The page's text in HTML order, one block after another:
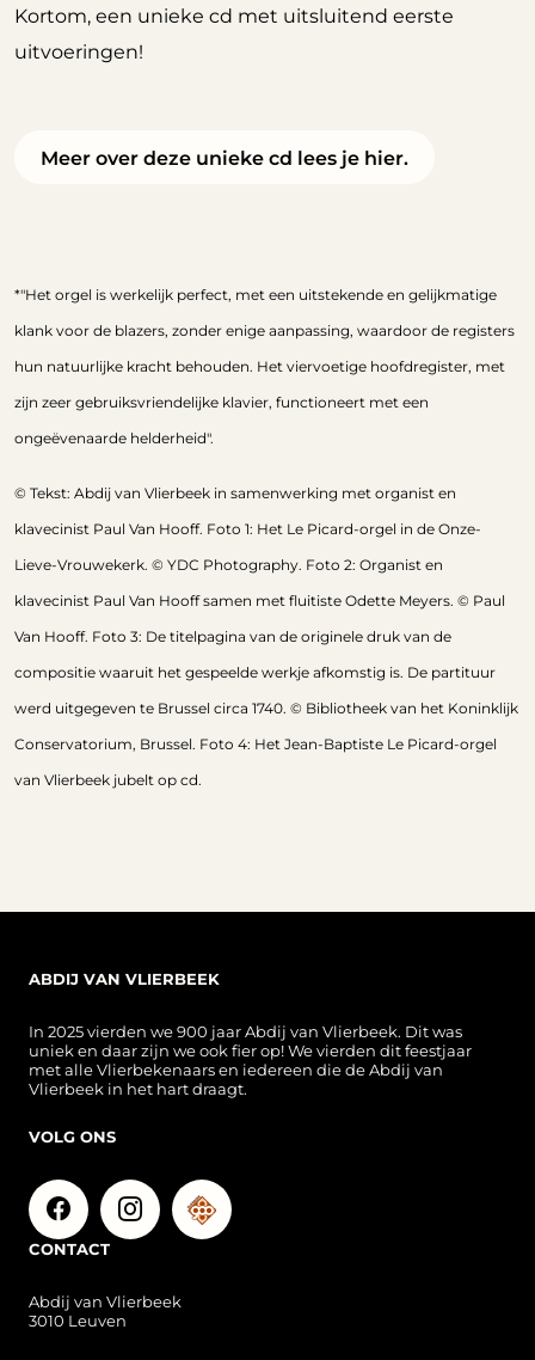
Kortom, een unieke cd met uitsluitend eerste
uitvoeringen!
Meer over deze unieke cd lees je hier.
*"Het orgel is werkelijk perfect, met een uitstekende en gelijkmatige
klank voor de blazers, zonder enige aanpassing, waardoor de registers
hun natuurlijke kracht behouden. Het viervoetige hoofdregister, met
zijn zeer gebruiksvriendelijke klavier, functioneert met een
ongeëvenaarde helderheid".
© Tekst: Abdij van Vlierbeek in samenwerking met organist en
klavecinist Paul Van Hooff. Foto 1: Het Le Picard-orgel in de Onze-
Lieve-Vrouwekerk. © YDC Photography. Foto 2: Organist en
klavecinist Paul Van Hooff samen met fluitiste Odette Meyers. © Paul
Van Hooff. Foto 3: De titelpagina van de originele druk van de
compositie waaruit het gespeelde werkje afkomstig is. De partituur
werd uitgegeven te Brussel circa 1740. © Bibliotheek van het Koninklijk
Conservatorium, Brussel. Foto 4: Het Jean-Baptiste Le Picard-orgel
van Vlierbeek jubelt op cd.
ABDIJ VAN VLIERBEEK
In 2025 vierden we 900 jaar Abdij van Vlierbeek. Dit was
uniek en daar zijn we ook fier op! We vierden dit feestjaar
met alle Vlierbekenaars en iedereen die de Abdij van
Vlierbeek in het hart draagt.
VOLG ONS
CONTACT
Abdij van Vlierbeek
3010 Leuven